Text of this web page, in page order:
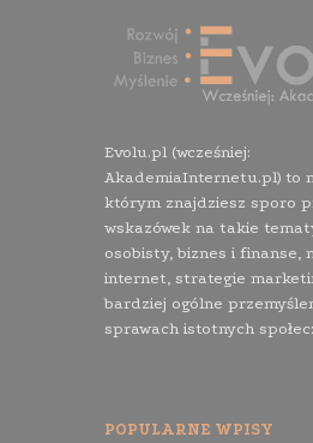
Evolu.pl (wcześniej:
AkademiaInternetu.pl) to
którym znajdziesz sporo
wskazówek na takie
osobisty, biznes i finanse,
internet, strategie
bardziej ogólne
sprawach istotnych
POPULARNE WPISY